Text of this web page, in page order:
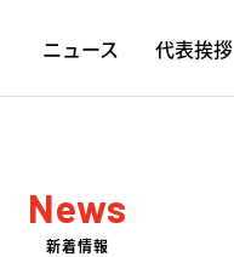
ニュース 代表挨拶
News
新着情報